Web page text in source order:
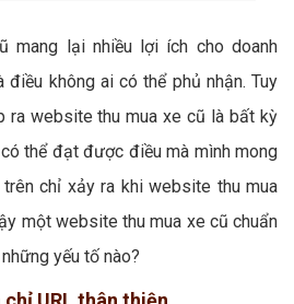
mang lại nhiều lợi ích cho doanh
điều không ai có thể phủ nhận. Tuy
ra website thu mua xe cũ là bất kỳ
thể đạt được điều mà mình mong
chỉ xảy ra khi website thu mua
một website thu mua xe cũ chuẩn
yếu tố nào?